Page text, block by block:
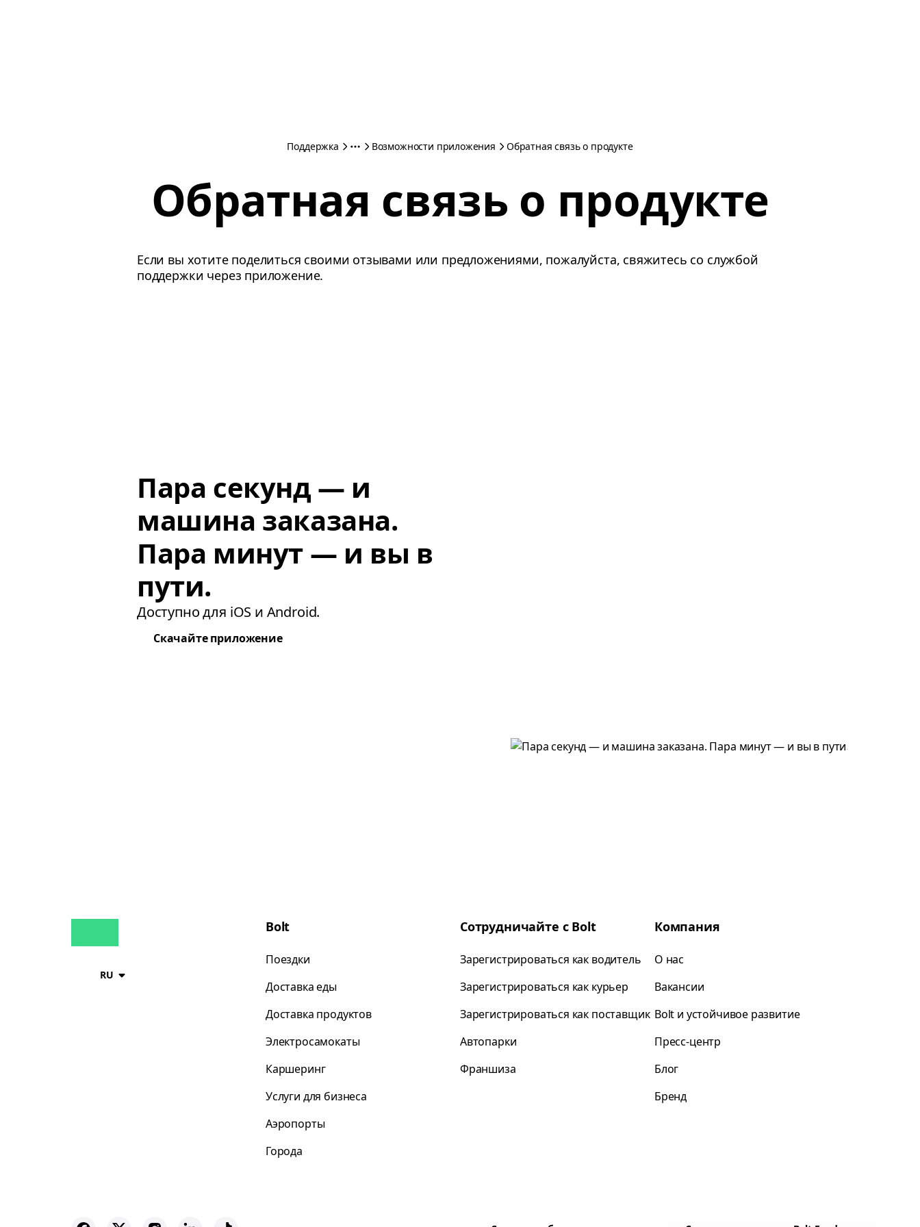
Поддержка Возможности приложения Обратная связь о продукте
Обратная связь о продукте
Если вы хотите поделиться своими отзывами или предложениями, пожалуйста, свяжитесь со службой
поддержки через приложение.
Пара секунд — и
машина заказана.
Пара минут — и вы в
пути.
Доступно для iOS и Android.
Скачайте приложение
RU
Bolt
Поездки
Доставка еды
Доставка продуктов
Электросамокаты
Каршеринг
Услуги для бизнеса
Аэропорты
Города
Сотрудничайте с Bolt
Зарегистрироваться как водитель
Зарегистрироваться как курьер
Зарегистрироваться как поставщик
Автопарки
Франшиза
Компания
О нас
Вакансии
Bolt и устойчивое развитие
Пресс-центр
Блог
Бренд